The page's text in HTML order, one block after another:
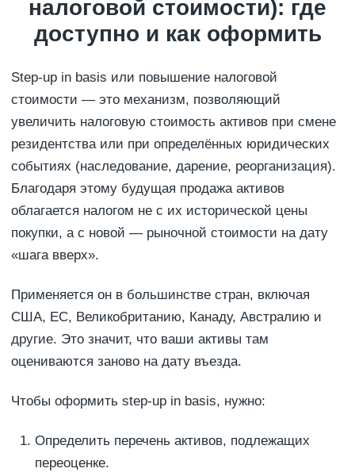
налоговой стоимости): где
доступно и как оформить
Step-up in basis или повышение налоговой
стоимости — это механизм, позволяющий
увеличить налоговую стоимость активов при смене
резидентства или при определённых юридических
событиях (наследование, дарение, реорганизация).
Благодаря этому будущая продажа активов
облагается налогом не с их исторической цены
покупки, а с новой — рыночной стоимости на дату
«шага вверх».
Применяется он в большинстве стран, включая
США, ЕС, Великобританию, Канаду, Австралию и
другие. Это значит, что ваши активы там
оцениваются заново на дату въезда.
Чтобы оформить step-up in basis, нужно:
Определить перечень активов, подлежащих
переоценке.